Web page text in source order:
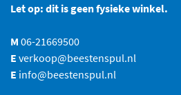
Let op: dit is geen fysieke winkel.
M 06-21669500
E verkoop@beestenspul.nl
E info@beestenspul.nl